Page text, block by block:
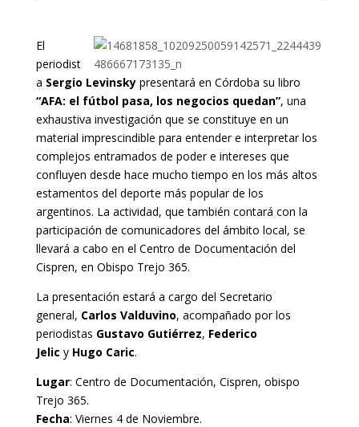
El
periodist
a Sergio Levinskypresentará en Córdoba su libro
“AFA: el fútbol pasa, los negocios quedan”, una
exhaustiva investigación que se constituye en un
material imprescindible para entender e interpretar los
complejos entramados de poder e intereses que
confluyen desde hace mucho tiempo en los más altos
estamentos del deporte más popular de los
argentinos. La actividad, que también contará con la
participación de comunicadores del ámbito local, se
llevará a cabo en el Centro de Documentación del
Cispren, en Obispo Trejo 365.
La presentación estará a cargo del Secretario
general, Carlos Valduvino, acompañado por los
periodistas Gustavo Gutiérrez, Federico
Jelic y Hugo Caric.
Lugar: Centro de Documentación, Cispren, obispo
Trejo 365.
Fecha: Viernes 4 de Noviembre.